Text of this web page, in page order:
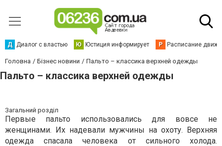
Д Диалог с властью Ю Юстиция информирует Р Расписание
Головна Бізнес новини Пальто – классика верхней одежды
Пальто – классика верхней одежды
Загальний розділ
Первые пальто использовались для вовсе не
женщинами. Их надевали мужчины на охоту. Верхняя
одежда спасала человека от сильного холода.